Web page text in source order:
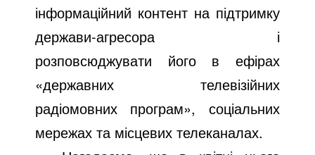
інформаційний контент на підтримку
держави-агресора і
розповсюджувати його в ефірах
«державних телевізійних
радіомовних програм», соціальних
мережах та місцевих телеканалах.